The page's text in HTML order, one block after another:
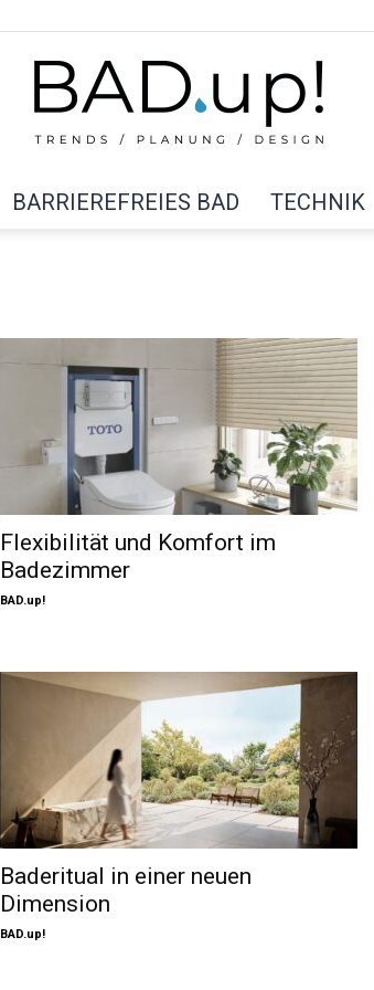
BARRIEREFREIES BAD TECHNIK
Flexibilität und Komfort im
Badezimmer
BAD.up!
Baderitual in einer neuen
Dimension
BAD.up!